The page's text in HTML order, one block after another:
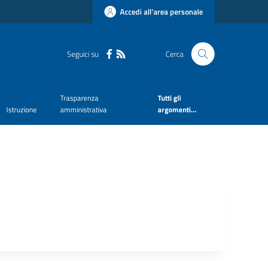
Accedi all'area personale
Seguici su Cerca
Istruzione
Trasparenza
amministrativa
Tutti gli
argomenti...